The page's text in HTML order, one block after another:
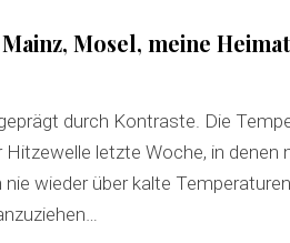
Mosel, meine
durch Kontraste. Die
letzte Woche, in denen
wieder über kalte